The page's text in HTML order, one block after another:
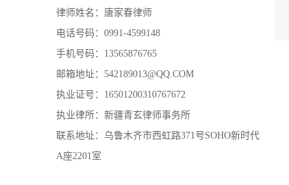
律师姓名：唐家春律师
电话号码：0991-4599148
手机号码：13565876765
邮箱地址：542189013@QQ.COM
执业证号：16501200310767672
执业律所：新疆青玄律师事务所
联系地址：乌鲁木齐市西虹路371号SOHO新时代
A座2201室